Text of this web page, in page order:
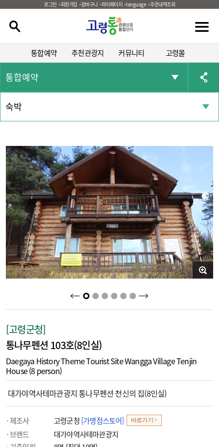
로그인 회원가입 장바구니 마이페이지 language 주문내역조회
통합예약 추천관광지 커뮤니티 고령몰
통합예약
숙박
2 3 4 5 6
[고령군청]
통나무펜션 103호(8인실)
Daegaya History Theme Tourist Site Wangga Village Tenjin
House (8 person)
대가야역사테마관광지 통나무펜션 천신의 집(8인실)
제조사 고령군청 [가맹점스토어] 바로가기 >
브랜드
대가야역사테마관광지